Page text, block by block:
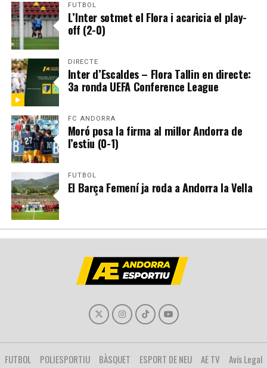
FUTBOL
L’Inter sotmet el Flora i acaricia el play-
off (2-0)
DIRECTE
Inter d’Escaldes – Flora Tallin en directe:
3a ronda UEFA Conference League
FC ANDORRA
Moró posa la firma al millor Andorra de
l’estiu (0-1)
FUTBOL
El Barça Femení ja roda a Andorra la Vella
FUTBOL POLIESPORTIU BÀSQUET ESPORT DE NEU AE TV Avís Legal